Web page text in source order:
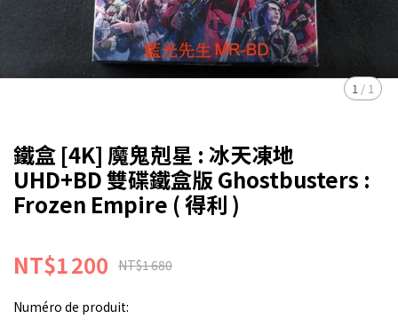
1 / 1
鐵盒 [4K] 魔鬼剋星 : 冰天凍地
UHD+BD 雙碟鐵盒版 Ghostbusters :
Frozen Empire ( 得利 )
NT$1 200 NT$1 680
Numéro de produit: